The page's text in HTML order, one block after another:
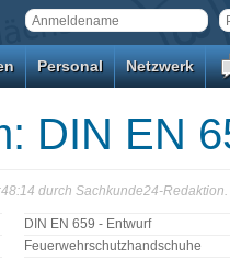
Personal Netzwerk
DIN EN
durch Sachkunde24-Redaktion.
DIN EN 659 - Entwurf
Feuerwehrschutzhandschuhe